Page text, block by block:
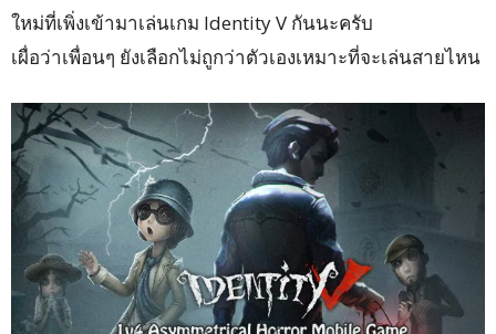
ใหม่ที่เพิ่งเข้ามาเล่นเกม Identity V กันนะครับ
เผื่อว่าเพื่อนๆ ยังเลือกไม่ถูกว่าตัวเองเหมาะที่จะเล่นสายไหน